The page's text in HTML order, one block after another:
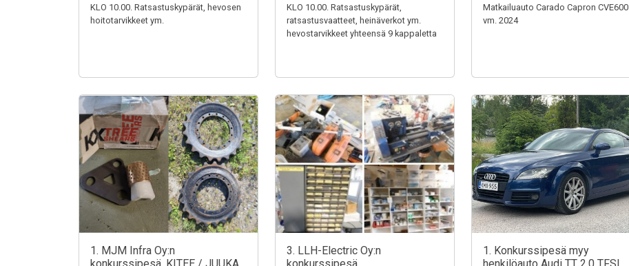
KLO 10.00. Ratsastuskypärät, hevosen
hoitotarvikkeet ym.
KLO 10.00. Ratsastuskypärät,
ratsastusvaatteet, heinäverkot ym.
hevostarvikkeet yhteensä 9 kappaletta
Matkailuauto Carado Capron CVE600
vm. 2024
1. MJM Infra Oy:n
3. LLH-Electric Oy:n
1. Konkurssipesä myy